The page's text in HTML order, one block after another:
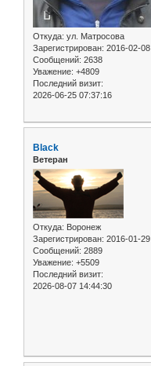
Откуда: ул. Матросова
Зарегистрирован: 2016-02-08
Сообщений: 2638
Уважение: +4809
Последний визит:
2026-06-25 07:37:16
Black
Ветеран
Откуда: Воронеж
Зарегистрирован: 2016-01-29
Сообщений: 2889
Уважение: +5509
Последний визит:
2026-08-07 14:44:30